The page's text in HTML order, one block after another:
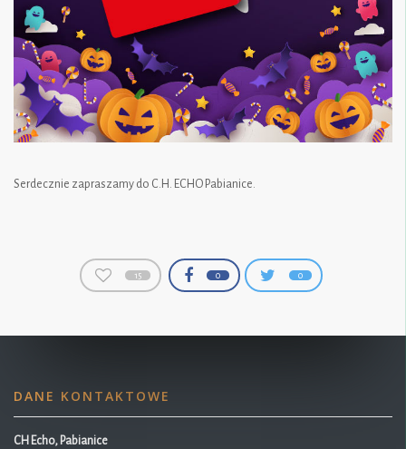
Serdecznie zapraszamy do C.H. ECHO Pabianice.
15 0 0
DANE KONTAKTOWE
CH Echo, Pabianice